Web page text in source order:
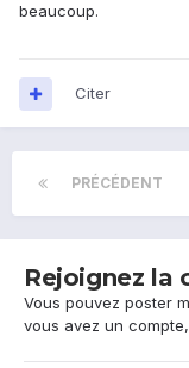
beaucoup.
Citer
PRÉCÉDENT
Rejoignez la
Vous pouvez poster
vous avez un compte,